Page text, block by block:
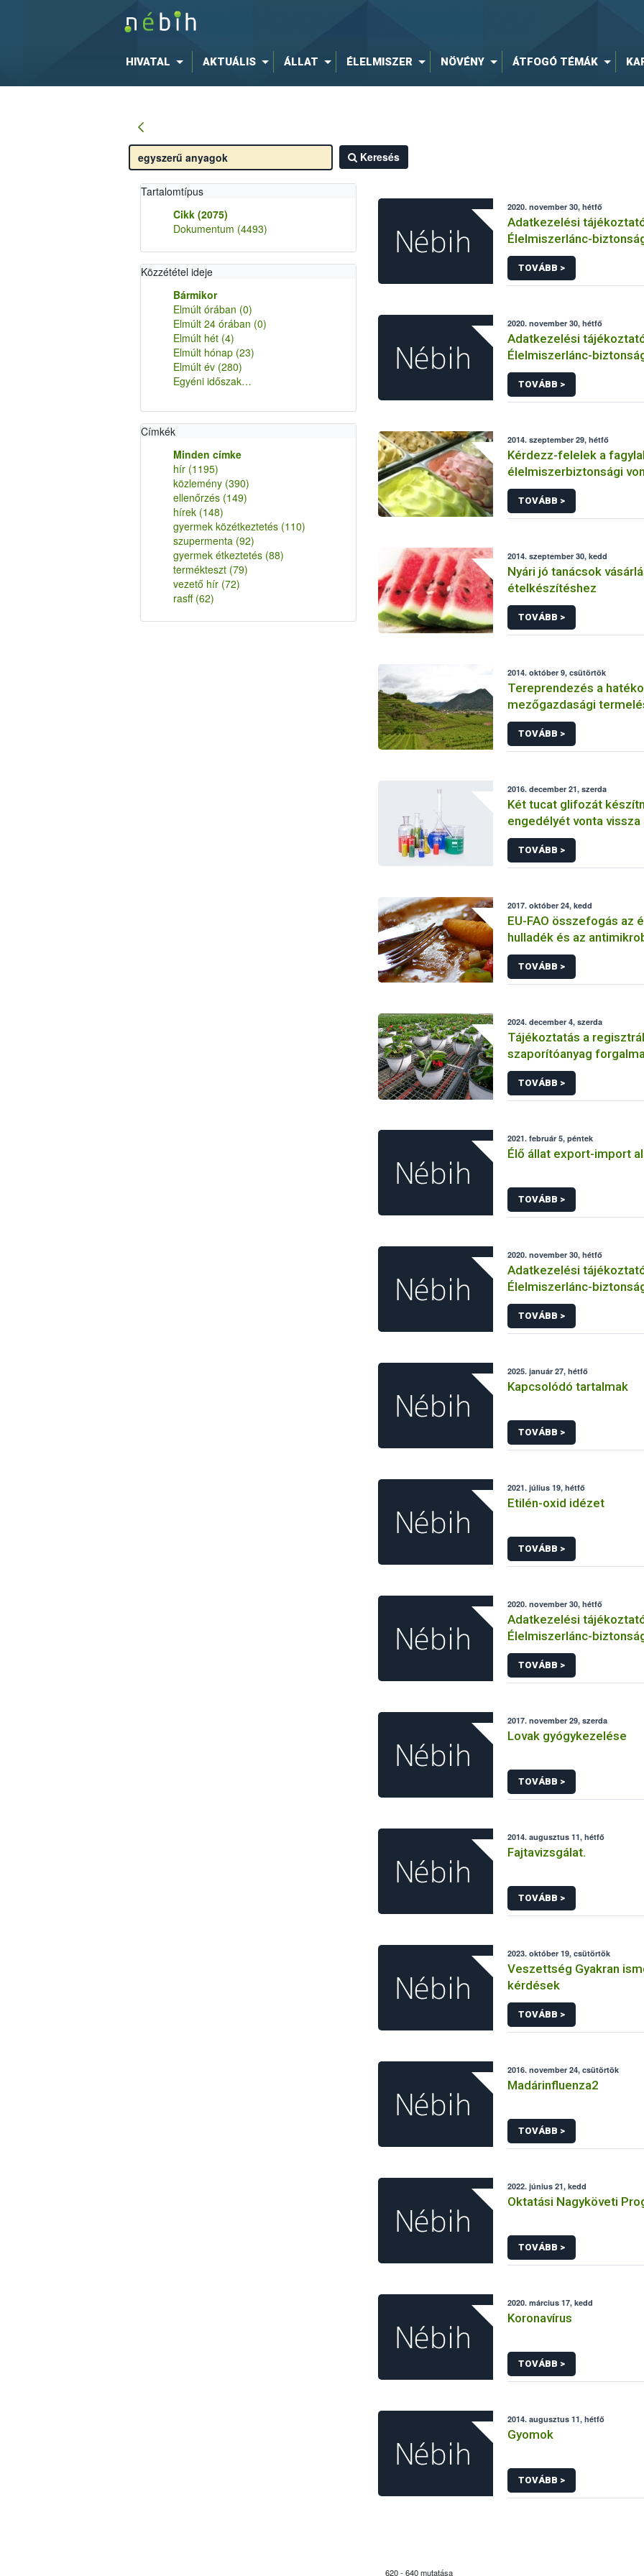
HIVATAL AKTUÁLIS ÁLLAT ÉLELMISZER NÖVÉNY ÁTFOGÓ TÉMÁK
Keresés
Tartalomtípus
Cikk (2075)
Dokumentum (4493)
Közzététel ideje
Bármikor
Elmúlt órában (0)
Elmúlt 24 órában (0)
Elmúlt hét (4)
Elmúlt hónap (23)
Elmúlt év (280)
Egyéni időszak…
Címkék
Minden címke
hír (1195)
közlemény (390)
ellenőrzés (149)
hírek (148)
gyermek közétkeztetés (110)
szupermenta (92)
gyermek étkeztetés (88)
termékteszt (79)
vezető hír (72)
rasff (62)
2020. november 30, hétfő
Adatkezelési
Élelmiszerlánc-
Ügyfélprofil Rendszerben
vendéglátás és
témakörben intézhető
adatkezeléséhez
TOVÁBB >
2020. november 30, hétfő
Adatkezelési
Élelmiszerlánc-
Ügyfélprofil
témakörben intézhető
eljárásaihoz kapcsolódó
TOVÁBB >
2014. szeptember 29, hétfő
Kérdezz-felelek a
élelmiszerbiztonsági
TOVÁBB >
2014. szeptember 30, kedd
Nyári jó tanácsok
ételkészítéshez
TOVÁBB >
2014. október 9, csütörtök
Tereprendezés a
mezőgazdasági
TOVÁBB >
2016. december 21, szerda
Két tucat glifozát
engedélyét vonta vissza
TOVÁBB >
2017. október 24, kedd
EU-FAO összefogás az
hulladék és az
rezisztencia ellen
TOVÁBB >
2024. december 4, szerda
Tájékoztatás a
szaporítóanyag
kötelezettségeiről
TOVÁBB >
2021. február 5, péntek
Élő állat export-import
TOVÁBB >
2020. november 30, hétfő
Adatkezelési
Élelmiszerlánc-
Mezőgazdasági Genetikai
Erőforrások
eljárásaihoz kapcsolódó
TOVÁBB >
2025. január 27, hétfő
Kapcsolódó tartalmak
TOVÁBB >
2021. július 19, hétfő
Etilén-oxid idézet
TOVÁBB >
2020. november 30, hétfő
Adatkezelési
Élelmiszerlánc-
Ügyfélprofil
témakörben intézhető
eljárásaihoz kapcsolódó
TOVÁBB >
2017. november 29, szerda
Lovak gyógykezelése
TOVÁBB >
2014. augusztus 11, hétfő
Fajtavizsgálat.
TOVÁBB >
2023. október 19, csütörtök
Veszettség Gyakran
kérdések
TOVÁBB >
2016. november 24, csütörtök
Madárinfluenza2
TOVÁBB >
2022. június 21, kedd
Oktatási Nagyköveti
TOVÁBB >
2020. március 17, kedd
Koronavírus
TOVÁBB >
2014. augusztus 11, hétfő
Gyomok
TOVÁBB >
620 - 640 mutatása